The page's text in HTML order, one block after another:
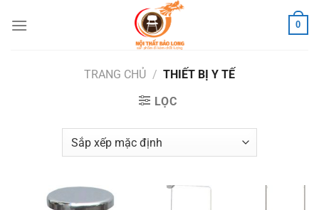
0
TRANG CHỦ / THIẾT BỊ Y TẾ
LỌC